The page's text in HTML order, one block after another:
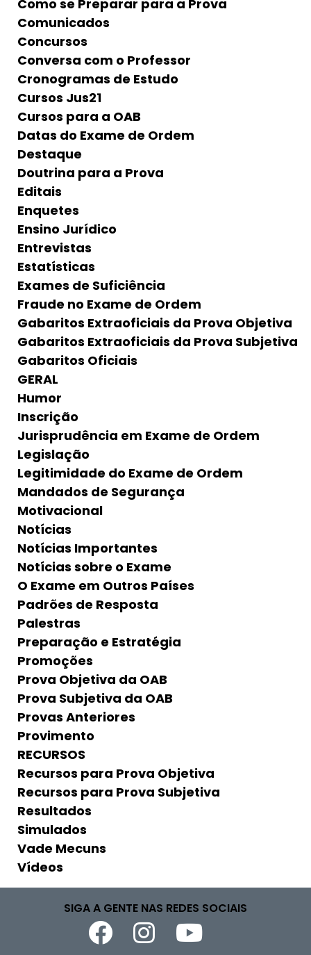
Como se Preparar para a Prova
Comunicados
Concursos
Conversa com o Professor
Cronogramas de Estudo
Cursos Jus21
Cursos para a OAB
Datas do Exame de Ordem
Destaque
Doutrina para a Prova
Editais
Enquetes
Ensino Jurídico
Entrevistas
Estatísticas
Exames de Suficiência
Fraude no Exame de Ordem
Gabaritos Extraoficiais da Prova Objetiva
Gabaritos Extraoficiais da Prova Subjetiva
Gabaritos Oficiais
GERAL
Humor
Inscrição
Jurisprudência em Exame de Ordem
Legislação
Legitimidade do Exame de Ordem
Mandados de Segurança
Motivacional
Notícias
Notícias Importantes
Notícias sobre o Exame
O Exame em Outros Países
Padrões de Resposta
Palestras
Preparação e Estratégia
Promoções
Prova Objetiva da OAB
Prova Subjetiva da OAB
Provas Anteriores
Provimento
RECURSOS
Recursos para Prova Objetiva
Recursos para Prova Subjetiva
Resultados
Simulados
Vade Mecuns
Vídeos
SIGA A GENTE NAS REDES SOCIAIS